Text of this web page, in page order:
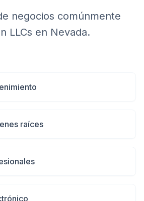
negocios comúnmente
LLCs en Nevada.
raíces